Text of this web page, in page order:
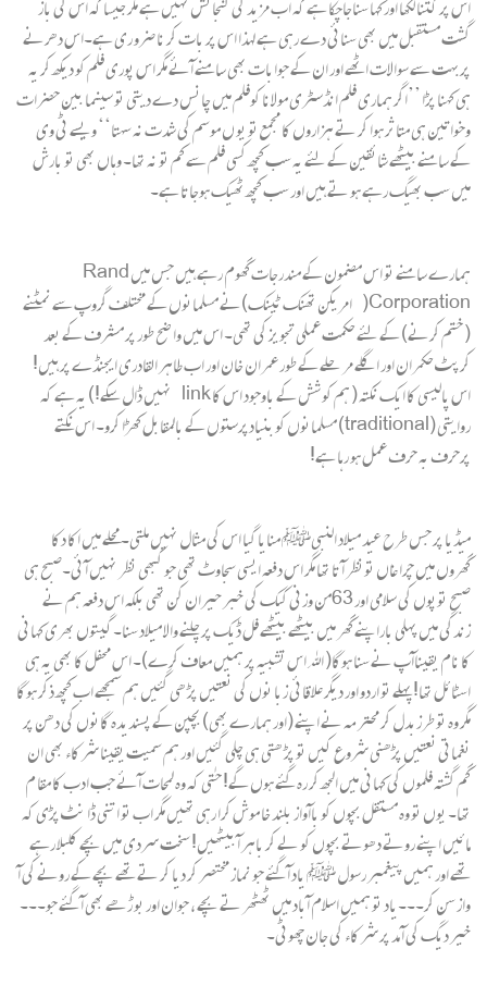
اس پر کتنا لکھا اور کہا سناجاچکا ہے کہ اب مزید کی گنجائش نہیں ہے مگر جیسا کہ اس کی باز
گشت مستقبل میں بھی سنائی دے رہی ہے لہذا اس پر بات کر نا ضرو ری ہے۔اس دھرنے
پربہت سے سوالات اٹھے اور ان کے جوابات بھی سامنے آئے مگر اس پوری فلم کو دیکھ کر یہ
ہی کہنا پڑا ’’اگر ہماری فلم انڈسٹری مولانا کوفلم میں چانس دے دیتی تو سینما بین حضرات
وخواتین ہی متاثر ہوا کر تے ہزاروں کا مجمع تو یو ں موسم کی شدت نہ سہتا‘‘ ویسے ٹی وی
کے سامنے بیٹھے شائقین کے لئے یہ سب کچھ کسی فلم سے کم تو نہ تھا۔ وہاں بھی تو بارش
میں سب بھیگ رہے ہو تے ہیں اور سب کچھ ٹھیک ہوجاتا ہے۔
ہمارے سامنے تو اس مضمون کے مندرجات گھوم رہے ہیں جس میں Rand
Corporation( امریکن تھنک ٹینک)نے مسلمانوں کے مختلف گروپ سے نمٹنے
( ختم کرنے) کے لئے حکمت عملی تجویز کی تھی۔ اس میں وا ضح طور پر مشرف کے بعد
کرپٹ حکمران اور اگلے مر حلے کے طور عمران خان اور اب طاہر القادری ایجنڈے پر ہیں!
اس پالیسی کا ایک نکتہ ( ہم کو شش کے باوجود اس کا link نہیں ڈال سکے!) یہ ہے کہ
روایتی (traditional) مسلمانوں کو بنیادپرستوں کے بالمقابل کھڑا کرو۔ اس نکتے
پرحرف بہ حرف عمل ہو رہا ہے!
میڈیا پر جس طرح عید میلاد النبیﷺ منایا گیا اس کی مثال نہیں ملتی۔ محلے میں اکا دکا
گھروں میں چرا غاں تونظر آ تا تھا مگر اس دفعہ ایسی سجاوٹ تھی جو کبھی نظر نہیں آ ئی۔صبح ہی
صبح توپوں کی سلامی اور 63من وزنی کیک کی خبر حیران کن تھی بلکہ اس دفعہ ہم نے
زندگی میں پہلی باراپنے گھر میں بیٹھے بیٹھے فل ڈیک پر چلنے والا میلاد سنا۔گیتوں بھری کہانی
کا نام یقیناآپ نے سنا ہوگا( اﷲ اس تشبیہ پر ہمیں معاف کرے)۔ اس محفل کا بھی یہ ہی
اسٹائل تھا! پہلے تو اردو اور دیگر علاقائی زبا نوں کی نعتیں پڑ ھی گئیں ہم سمجھے اب کچھ ذکر ہوگا
مگر وہ تو طرزبدل کر محتر مہ نے اپنے (اور ہمارے بھی) بچپن کے پسندیدہ گانوں کی دھن پر
نغماتی نعتیں پڑھنی شروع کیں تو پڑ ھتی ہی چلی گئیں اور ہم سمیت یقینا شر کاء بھی ان
گم گشتہ فلموں کی کہانی میں الجھ کر رہ گئے ہوں گے! حتٰی کہ وہ لمحات آئے جب ادب کا مقا م
تھا۔ یوں تو وہ مستقل بچوں کو باآواز بلند خا موش کرا رہی تھیں مگر اب تو اتنی ڈا نٹ پڑی کہ
مائیں اپنے روتے دھوتے بچوں کو لے کر باہر آ بیٹھیں! سخت سردی میں بچے کلبلا رہے
تھے اور ہمیں پیغمبر رسول ﷺ یاد آ گئے جو نماز مختصر کر دیا کر تے تھے بچے کے رونے کی آ
واز سن کر۔۔۔یاد تو ہمیں اسلام آباد میں ٹھٹھر تے بچے ، جوان اور بو ڑھے بھی آ گئے جو۔۔۔
خیر دیگ کی آ مد پر شر کاء کی جان چھوٹی۔